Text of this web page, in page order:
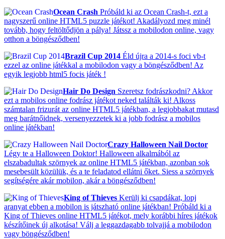
Ocean Crash Próbáld ki az Ocean Crash-t, ezt a
nagyszerű online HTML5 puzzle játékot! Akadályozd meg minél
tovább, hogy feltöltődjön a pálya! Játssz a mobilodon online, vagy
otthon a böngésződben!
Brazil Cup 2014 Éld újra a 2014-s foci vb-t
ezzel az online játékkal a mobilodon vagy a böngésződben! Az
egyik legjobb html5 focis játék !
Hair Do Design Szeretsz fodrászkodni? Akkor
ezt a mobilos online fodrász játékot neked találták ki! Alkoss
számtalan frizurát az online HTML5 játékban, a legjobbakat mutasd
meg barátnőidnek, versenyezzetek ki a jobb fodrász a mobilos
online játékban!
Crazy Halloween Nail Doctor
Légy te a Halloween Doktor! Halloween alkalmából az
elszabadultak szörnyek az online HTML5 játékban, azonban sok
mesebesült közülük, és a te feladatod ellátni őket. Siess a szörnyek
segítségére akár mobilon, akár a böngésződben!
King of Thieves Kerülj ki csapdákat, lopj
aranyat ebben a mobilon is játszható online játékban! Próbáld ki a
King of Thieves online HTML5 játékot, mely korábbi híres játékok
készítőinek új alkotása! Válj a leggazdagabb tolvajjá a mobilodon
vagy böngésződben!